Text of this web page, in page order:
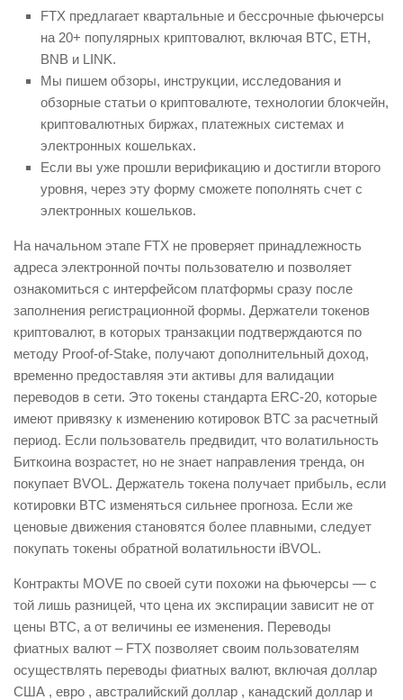
FTX предлагает квартальные и бессрочные фьючерсы
на 20+ популярных криптовалют, включая BTC, ETH,
BNB и LINK.
Мы пишем обзоры, инструкции, исследования и
обзорные статьи о криптовалюте, технологии блокчейн,
криптовалютных биржах, платежных системах и
электронных кошельках.
Если вы уже прошли верификацию и достигли второго
уровня, через эту форму сможете пополнять счет с
электронных кошельков.
На начальном этапе FTX не проверяет принадлежность
адреса электронной почты пользователю и позволяет
ознакомиться с интерфейсом платформы сразу после
заполнения регистрационной формы. Держатели токенов
криптовалют, в которых транзакции подтверждаются по
методу Proof-of-Stake, получают дополнительный доход,
временно предоставляя эти активы для валидации
переводов в сети. Это токены стандарта ERC-20, которые
имеют привязку к изменению котировок BTC за расчетный
период. Если пользователь предвидит, что волатильность
Биткоина возрастет, но не знает направления тренда, он
покупает BVOL. Держатель токена получает прибыль, если
котировки BTC изменяться сильнее прогноза. Если же
ценовые движения становятся более плавными, следует
покупать токены обратной волатильности iBVOL.
Контракты MOVE по своей сути похожи на фьючерсы — с
той лишь разницей, что цена их экспирации зависит не от
цены BTC, а от величины ее изменения. Переводы
фиатных валют – FTX позволяет своим пользователям
осуществлять переводы фиатных валют, включая доллар
США , евро , австралийский доллар , канадский доллар и